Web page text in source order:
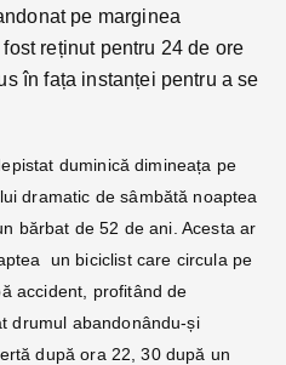
pe marginea
reținut pentru 24 de ore
în fața instanței pentru a se
duminică dimineața pe
dramatic de sâmbătă noaptea
bărbat de 52 de ani. Acesta ar
un biciclist care circula pe
accident, profitând de
drumul abandonându-și
după ora 22, 30 după un